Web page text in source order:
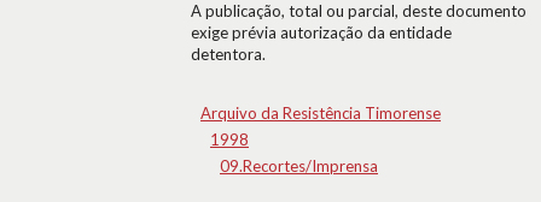
A publicação, total ou parcial, deste documento
exige prévia autorização da entidade
detentora.
Arquivo da Resistência Timorense
1998
09.Recortes/Imprensa